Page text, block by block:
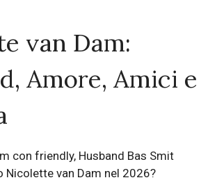
van Dam:
Amore, Amici e
con friendly, Husband Bas Smit
Nicolette van Dam nel 2026?